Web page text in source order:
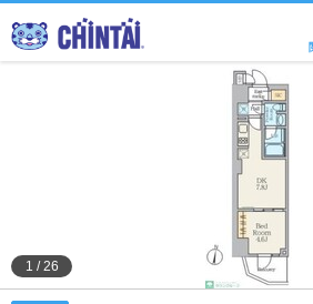
沿線・駅か
住所から
家賃相場か
通勤通学
物件特集か
不動産会社
1 /26